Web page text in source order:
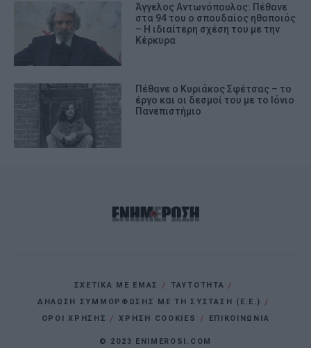
Άγγελος Αντωνόπουλος: Πέθανε
στα 94 του ο σπουδαίος ηθοποιός
– Η ιδιαίτερη σχέση του με την
Κέρκυρα
Πέθανε ο Κυριάκος Σφέτσας – το
έργο και οι δεσμοί του με το Ιόνιο
Πανεπιστήμιο
ΣΧΕΤΙΚΑ ΜΕ ΕΜΑΣ
ΤΑΥΤΟΤΗΤΑ
ΔΗΛΩΣΗ ΣΥΜΜΟΡΦΩΣΗΣ ΜΕ ΤΗ ΣΥΣΤΑΣΗ (Ε.Ε.)
ΌΡΟΙ ΧΡΗΣΗΣ
ΧΡΗΣΗ COOKIES ΕΠΙΚΟΙΝΩΝΙΑ
© 2023 ENIMEROSI.COM